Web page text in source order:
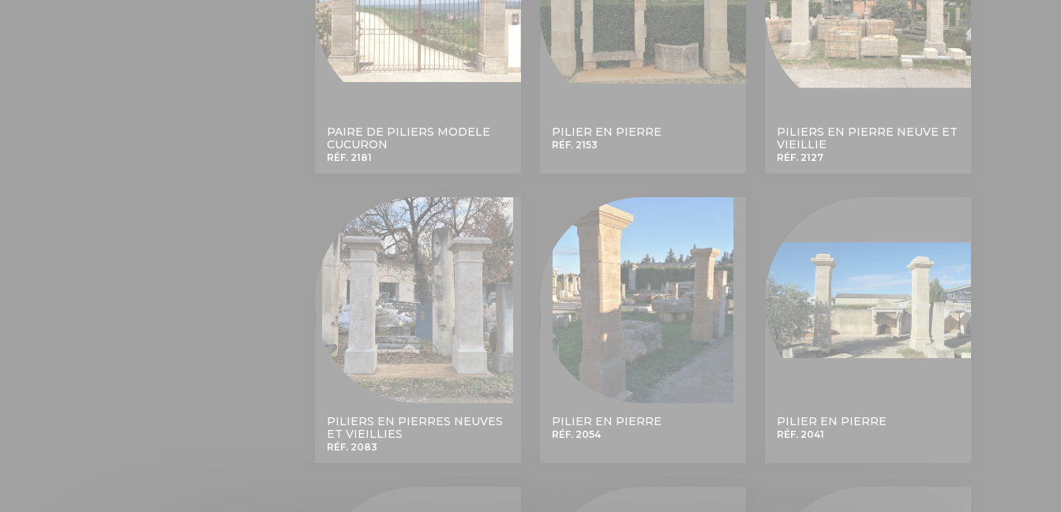
PAIRE DE PILIERS MODELE
CUCURON
RÉF. 2181
PILIER EN PIERRE
RÉF. 2153
PILIERS EN PIERRE NEUVE ET
VIEILLIE
RÉF. 2127
PILIERS EN PIERRES NEUVES
ET VIEILLIES
RÉF. 2083
PILIER EN PIERRE
RÉF. 2054
PILIER EN PIERRE
RÉF. 2041